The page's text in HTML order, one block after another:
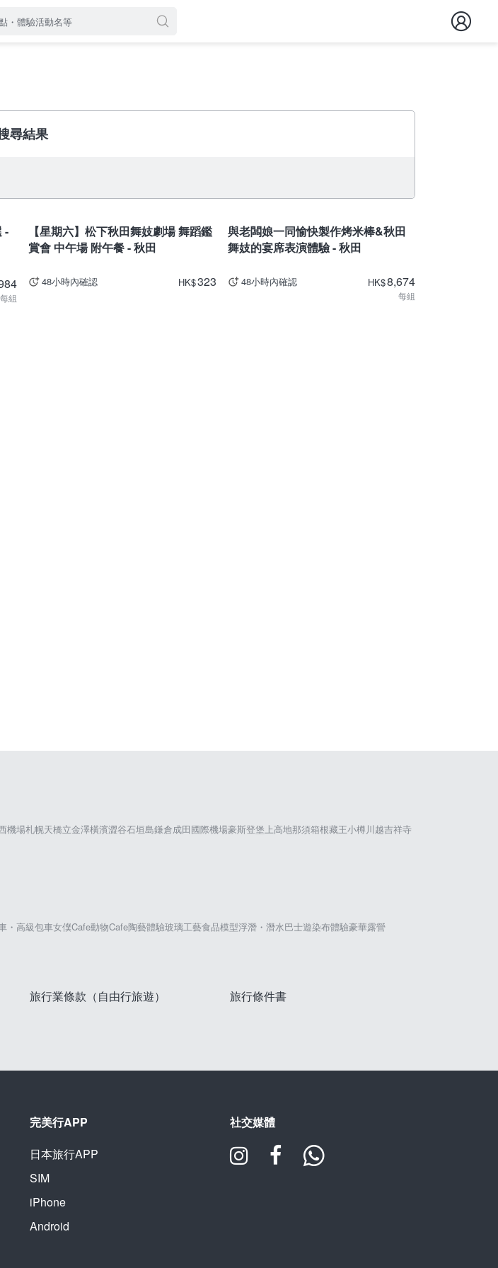
尋結果
-
每組
【星期六】松下秋田舞妓劇場 舞蹈鑑
賞會 中午場 附午餐 - 秋田
48小時內確認 HK$323
與老闆娘一同愉快製作烤米棒&秋田
舞妓的宴席表演體驗 - 秋田
48小時內確認 HK$8,674
每組
機場札幌天橋立金澤橫濱澀谷石垣島鎌倉成田國際機場豪斯登堡 上高地那須箱根藏王小樽川越吉祥寺
・高級包車女僕Cafe動物Cafe陶藝體驗玻璃工藝食品模型浮潛・潛水巴士遊染布體驗豪華露營
旅行業條款（自由行旅遊） 旅行條件書
完美行APP
日本旅行APP
SIM
iPhone
Android
社交媒體